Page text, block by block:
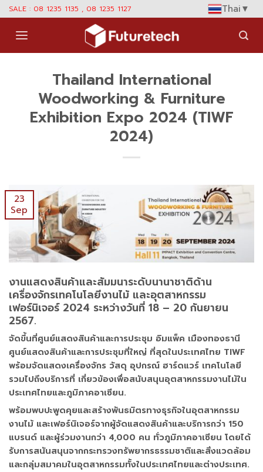
Skip
content
SALE : 08 1235 1135 , 08 1235 1127 Thai▼
Thailand International
Woodworking & Furniture
Exhibition Expo 2024 (TIWF
2024)
23
Sep
งานแสดงสินค้าและสัมมนาระดับนานาชาติด้าน
เครื่องจักรเทคโนโลยีงานไม้ และอุตสาหกรรม
เฟอร์นิเจอร์ 2024 ระหว่างวันที่ 18 – 20 กันยายน
2567.
จัดขึ้นที่ศูนย์แสดงสินค้าและการประชุม อิมแพ็ค เมืองทองธานี
ศูนย์แสดงสินค้าและการประชุมที่ใหญ่ ที่สุดในประเทศไทย TIWF
พร้อมจัดแสดงเครื่องจักร วัสดุ อุปกรณ์ ฮาร์ดแวร์ เทคโนโลยี
รวมไปถึงบริการที่ เกี่ยวข้องเพื่อสนับสนุนอุตสาหกรรมงานไม้ใน
ประเทศไทยและภูมิภาคอาเซียน.
พร้อมพบปะพูดคุยและสร้างพันธมิตรทางธุรกิจในอุตสาหกรรม
งานไม้ และเฟอร์นิเจอร์จากผู้จัดแสดงสินค้าและบริการกว่า 150
แบรนด์ และผู้ร่วมงานกว่า 4,000 คน ทั่วภูมิภาคอาเซียน โดยได้
รับการสนันสนุนจากกระทรวงทรัพยากรธรรมชาติและสิ่งแวดล้อม
และกลุ่มสมาคมในอุตสาหกรรมทั้งในประเทศไทยและต่างประเทศ.